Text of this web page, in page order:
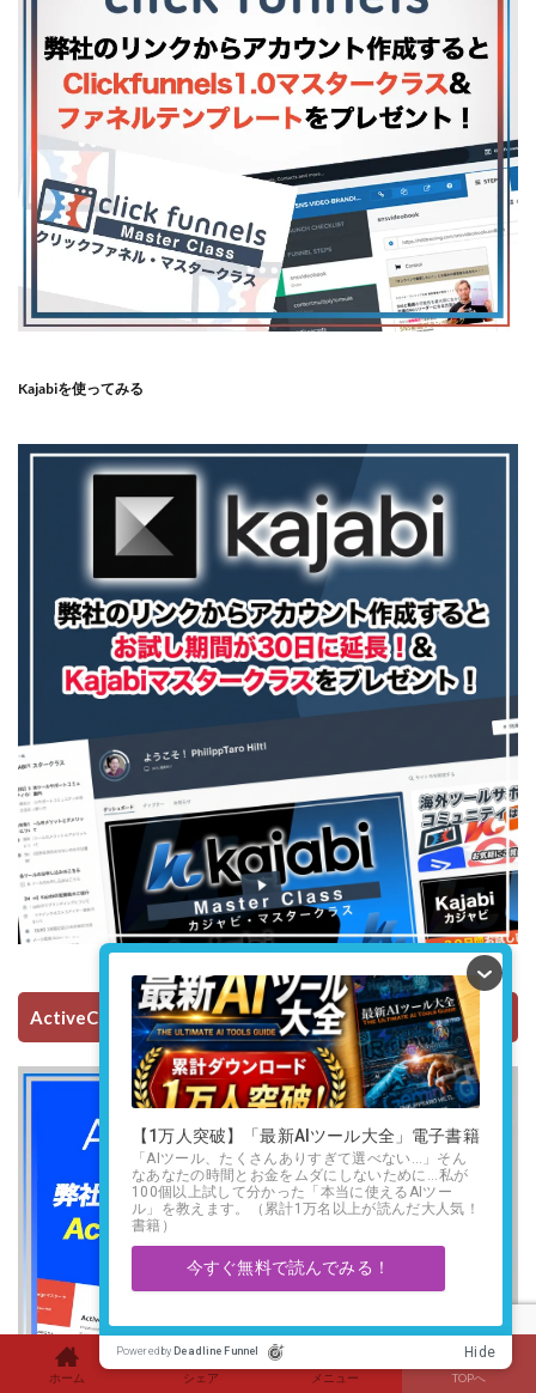
Kajabiを使ってみる
ActiveCampaignを使ってみる
ホーム シェア メニュー TOPへ